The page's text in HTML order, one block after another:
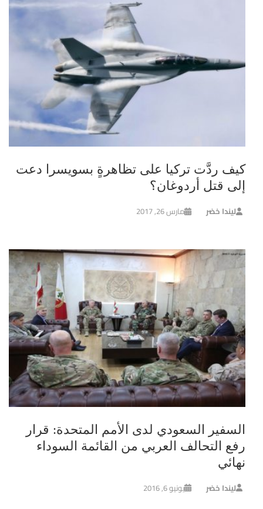
كيف ردَّت تركيا على تظاهرةٍ بسويسرا دعت
إلى قتل أردوغان؟
ليندا خضر مارس 26, 2017
السفير السعودي لدى الأمم المتحدة: قرار
رفع التحالف العربي من القائمة السوداء
نهائي
ليندا خضر يونيو 6, 2016